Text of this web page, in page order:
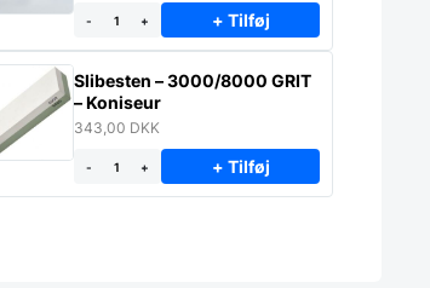
- + + Tilføj
Slibesten – 3000/8000 GRIT
– Koniseur
343,00 DKK
- + + Tilføj